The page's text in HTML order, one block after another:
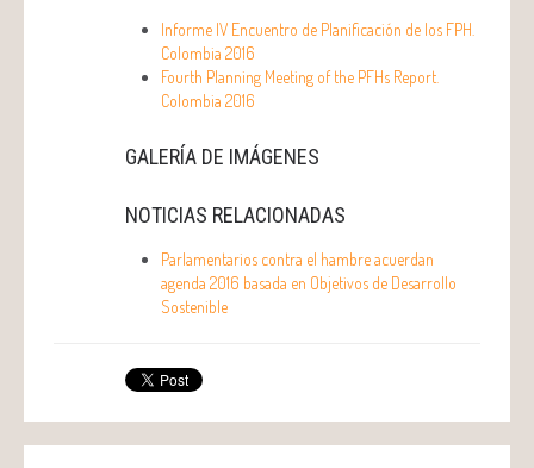
Informe IV Encuentro de Planificación de los FPH.
Colombia 2016
Fourth Planning Meeting of the PFHs Report.
Colombia 2016
GALERÍA DE IMÁGENES
NOTICIAS RELACIONADAS
Parlamentarios contra el hambre acuerdan
agenda 2016 basada en Objetivos de Desarrollo
Sostenible